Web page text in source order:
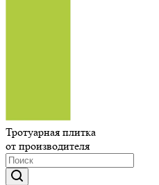
Тротуарная плитка
от производителя